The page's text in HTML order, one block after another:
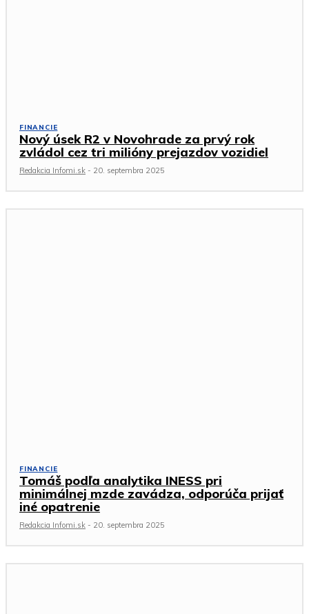
FINANCIE
Nový úsek R2 v Novohrade za prvý rok
zvládol cez tri milióny prejazdov vozidiel
Redakcia Infomi.sk - 20. septembra 2025
FINANCIE
Tomáš podľa analytika INESS pri
minimálnej mzde zavádza, odporúča prijať
iné opatrenie
Redakcia Infomi.sk - 20. septembra 2025